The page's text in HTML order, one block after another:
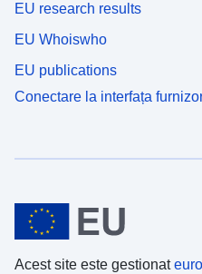
EU research results
EU Whoiswho
EU publications
Conectare la interfața
Acest site este gestionat